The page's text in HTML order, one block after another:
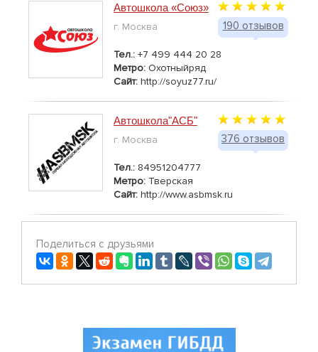
190 отзывов
Автошкола «Союз»
г. Москва
Тел.: +7 499 444 20 28
Метро: Охотныйряд
Сайт: http://soyuz77.ru/
376 отзывов
Автошкола"АСБ"
г. Москва
Тел.: 84951204777
Метро: Тверская
Сайт: http://www.asbmsk.ru
Поделиться с друзьями